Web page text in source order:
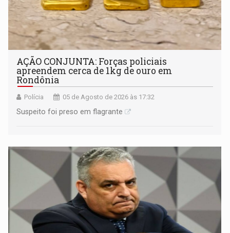
AÇÃO CONJUNTA: Forças policiais
apreendem cerca de 1kg de ouro em
Rondônia
Polícia 05 de Agosto de 2026 às 17:32
Suspeito foi preso em flagrante